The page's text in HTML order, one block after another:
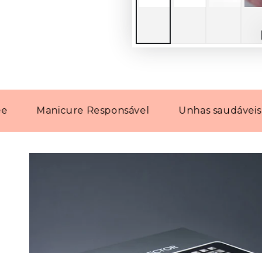
Manicure Responsável Unhas saudáveis com